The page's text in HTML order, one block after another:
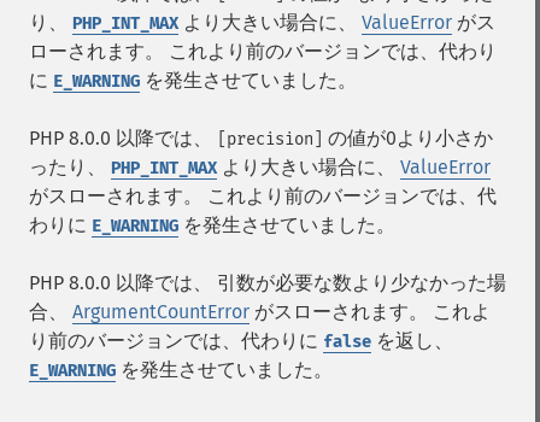
り、 PHP_INT_MAXより大きい場合に、 ValueError がス
ローされます。 これより前のバージョンでは、代わり
に E_WARNING を発生させていました。
PHP 8.0.0 以降では、 [precision]
の値が0より小さか
ったり、 PHP_INT_MAXより大きい場合に、 ValueError
がスローされます。 これより前のバージョンでは、代
わりに E_WARNING を発生させていました。
PHP 8.0.0 以降では、 引数が必要な数より少なかった場
合、 ArgumentCountError がスローされます。 これよ
り前のバージョンでは、代わりに false を返し、
E_WARNING を発生させていました。